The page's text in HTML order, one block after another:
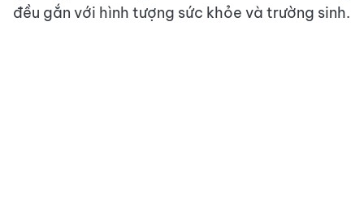
đều gắn với hình tượng sức khỏe và trường sinh.